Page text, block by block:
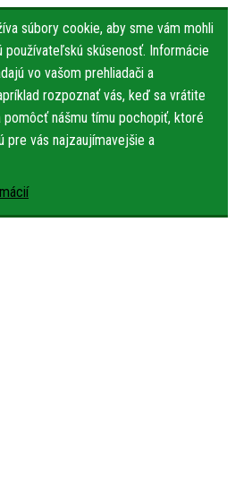
súbory cookie, aby sme vám mohli
používateľskú skúsenosť. Informácie
vo vašom prehliadači a
rozpoznať vás, keď sa vrátite
pomôcť nášmu tímu pochopiť, ktoré
pre vás najzaujímavejšie a